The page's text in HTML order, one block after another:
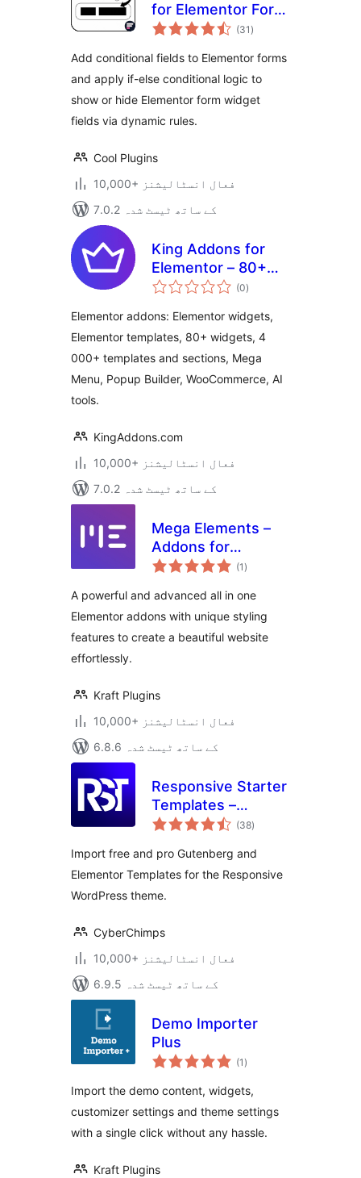
for Elementor Form
– Apply Conditional
(31 مجموعی
درجہ
)
Add conditional fields to Elementor forms
and apply if-else conditional logic to
show or hide Elementor form widget
fields via dynamic rules.
Cool Plugins
10,000+ فعال انسٹالیشنز
7.0.2 کے ساتھ ٹیسٹ شدہ
King Addons for
Elementor – 80+
Elementor Widgets,
Templates,
WooCommerce,
Mega Menu, Popup
Builder
(0مجموعی
درجہ
)
Elementor addons: Elementor widgets,
Elementor templates, 80+ widgets, 4
000+ templates and sections, Mega
Menu, Popup Builder, WooCommerce, AI
tools.
KingAddons.com
10,000+ فعال انسٹالیشنز
7.0.2 کے ساتھ ٹیسٹ شدہ
Mega Elements –
Addons for
Elementor
(1 مجموعی
درجہ
)
A powerful and advanced all in one
Elementor addons with unique styling
features to create a beautiful website
effortlessly.
Kraft Plugins
10,000+ فعال انسٹالیشنز
6.8.6 کے ساتھ ٹیسٹ شدہ
Responsive Starter
Templates –
Elementor
Starter Sites
(38مجموعی
درجہ
)
Import free and pro Gutenberg and
Elementor Templates for the Responsive
WordPress theme.
CyberChimps
10,000+ فعال انسٹالیشنز
6.9.5 کے ساتھ ٹیسٹ شدہ
Demo Importer
Plus
(1 مجموعی
درجہ
)
Import the demo content, widgets,
customizer settings and theme settings
with a single click without any hassle.
Kraft Plugins